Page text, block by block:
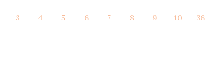
Tham vấn Interlink
3 4 5 6 7 8 9 10 36